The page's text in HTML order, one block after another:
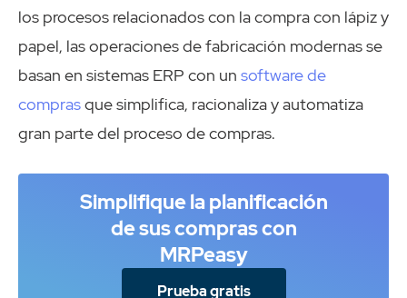
los procesos relacionados con la compra con lápiz y
papel, las operaciones de fabricación modernas se
basan en sistemas ERP con un software de
comprasque simplifica, racionaliza y automatiza
gran parte del proceso de compras.
Simplifique la planificación
de sus compras con
MRPeasy
Prueba gratis